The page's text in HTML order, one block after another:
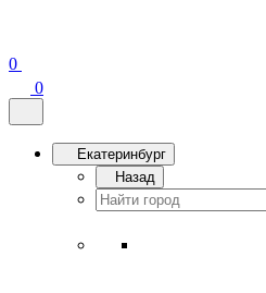
0
0
Екатеринбург
Назад